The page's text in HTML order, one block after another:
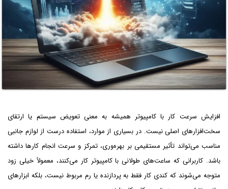
افزایش سرعت کار با کامپیوتر همیشه به معنی تعویض سیستم یا ارتقای
سخت‌افزارهای اصلی نیست. در بسیاری از موارد، استفاده درست از لوازم جانبی
مناسب می‌تواند تأثیر مستقیمی بر بهره‌وری، تمرکز و سرعت انجام کارها داشته
باشد. کاربرانی که ساعت‌های طولانی با کامپیوتر کار می‌کنند، معمولاً خیلی زود
متوجه می‌شوند که کندی کار فقط به پردازنده یا رم مربوط نیست، بلکه ابزارهای